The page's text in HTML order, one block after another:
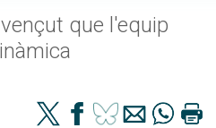
que l'equip